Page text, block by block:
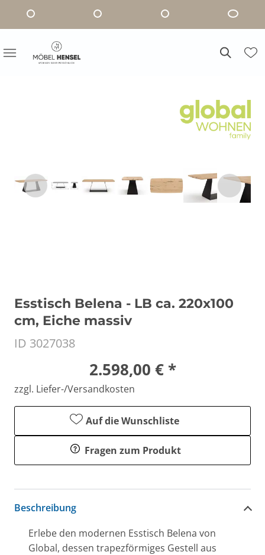
Esstisch Belena - LB ca. 220x100
cm, Eiche massiv
ID 3027038
2.598,00 € *
zzgl. Liefer-/Versandkosten
Auf die Wunschliste
Fragen zum Produkt
Beschreibung
Erlebe den modernen Esstisch Belena von
Global, dessen trapezförmiges Gestell aus